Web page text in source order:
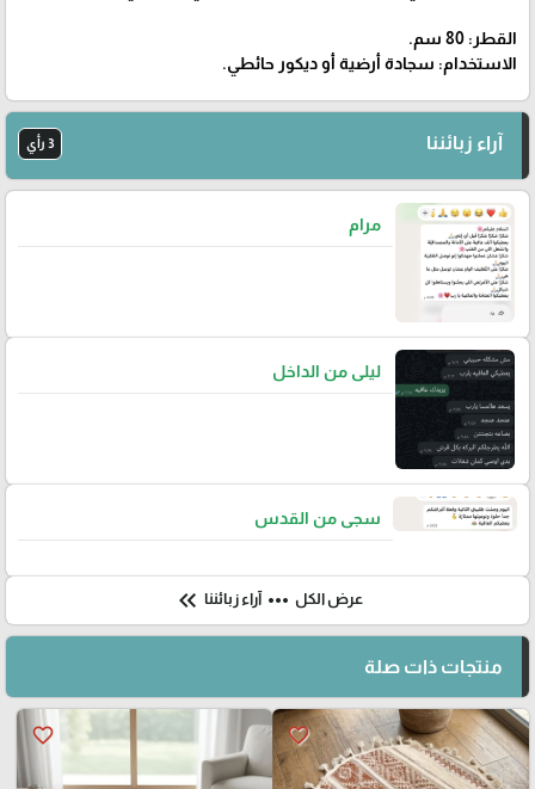
القطر: 80 سم.
الاستخدام: سجادة أرضية أو ديكور حائطي.
آراء زبائننا 3 رأي
مرام
ليلى من الداخل
سجى من القدس
عرض الكل more_horiz آراء زبائننا keyboard_double_arrow_left
منتجات ذات صلة
favorite_border
favorite_border